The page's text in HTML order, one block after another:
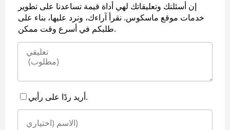
إن أسئلتك وتعليقاتك لهي أداة قيمة تساعدنا على تطوير
خدمات موقع ماسكوس. نقرأ آراءك، ونرد عليها، بناء على
طلبكم في أسرع وقت ممكن.
أريد ردًا على رأيي.